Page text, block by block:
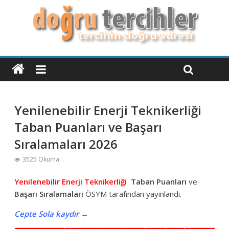
Yenilenebilir Enerji Teknikerliği
Taban Puanları ve Başarı
Sıralamaları 2026
3525 Okuma
Yenilenebilir Enerji Teknikerliği Taban Puanları ve
Başarı Sıralamaları ÖSYM tarafından yayınlandı.
Cepte Sola kaydır ←